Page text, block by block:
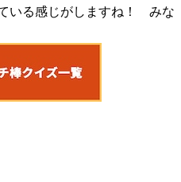
いる感じがしますね！ みな